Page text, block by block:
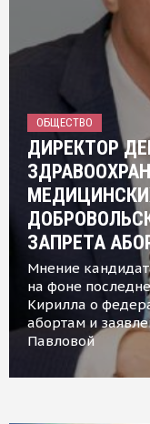
ОБЩЕСТВО
ДИРЕКТОР
ЗАПРЕТА
Мнение
на фоне
Кирилла о
абортам и
Павловой